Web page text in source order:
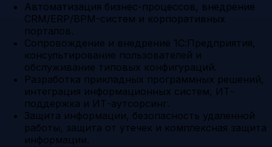
Автоматизация бизнес-процессов, внедрение
CRM/ERP/BPM-систем и корпоративных
порталов.
Сопровождение и внедрение 1С:Предприятия,
консультирование пользователей и
обслуживание типовых конфигураций.
Разработка прикладных программных решений,
интеграция информационных систем, ИТ-
поддержка и ИТ-аутсорсинг.
Защита информации, безопасность удаленной
работы, защита от утечек и комплексная защита
информации.